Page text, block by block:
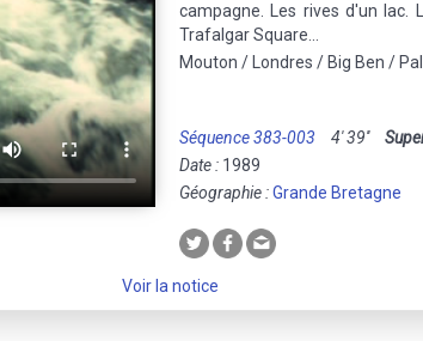
campagne. Les rives d'un lac.
Trafalgar Square...
Mouton / Londres / Big Ben /
Séquence 383-003 4' 39''
Date : 1989
Géographie :Grande Bretagne
Voir la notice